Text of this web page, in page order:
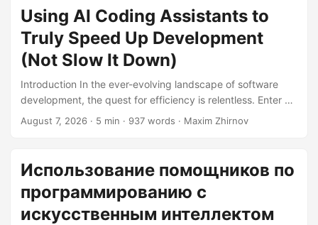
Using AI Coding Assistants to
Truly Speed Up Development
(Not Slow It Down)
Introduction In the ever-evolving landscape of software
development, the quest for efficiency is relentless. Enter AI
coding assistants—the new kids on the block promising to
coding assistants, exploring how to harness their power to
supercharge your development process without
succumbing to the pitfalls that could slow you down....
August 7, 2026 · 5 min · 937 words · Maxim Zhirnov
Использование помощников по
программированию с
искусственным интеллектом